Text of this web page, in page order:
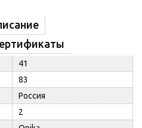
41
83
Россия
2